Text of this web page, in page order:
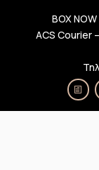
BOX
ACS Courier